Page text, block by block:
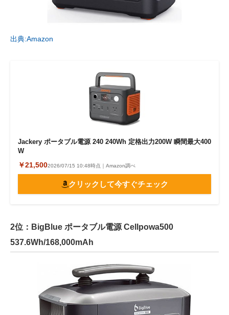
出典:Amazon
Jackery ポータブル電源 240 240Wh 定格出力200W 瞬間最大400
W
￥21,5002026/07/15 10:48時点｜Amazon調べ
クリックして今すぐチェック
2位：BigBlue ポータブル電源 Cellpowa500
537.6Wh/168,000mAh